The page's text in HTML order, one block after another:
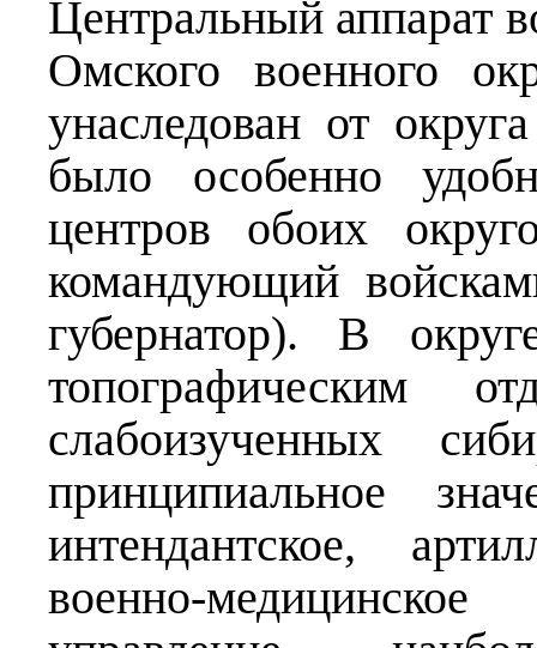
Центральный аппарат
Омского военного
унаследован от
было особенно
центров обоих
командующий
губернатор). В
топографическим
слабоизученных
принципиальное
интендантское,
военно-